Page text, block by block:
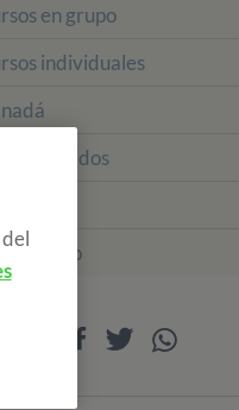
en grupo
individuales
Unidos
Unido